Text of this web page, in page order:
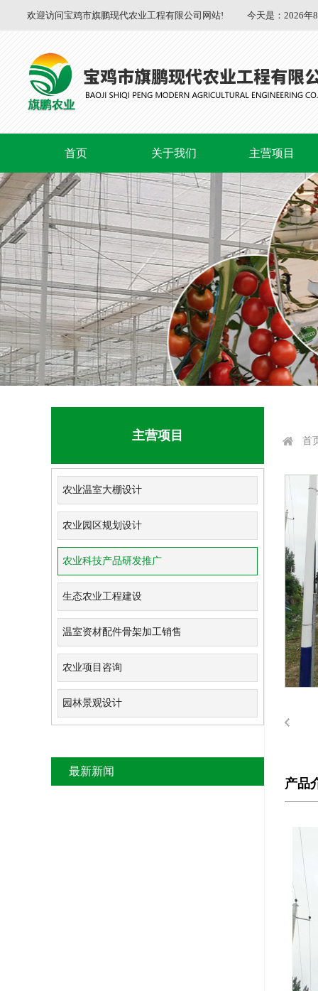
欢迎访问宝鸡市旗鹏现代农业工程有限公司网站! 今天是： 2026年
首页 关于我们 主营项目
主营项目
农业温室大棚设计
农业园区规划设计
农业科技产品研发推广
生态农业工程建设
温室资材配件骨架加工销售
农业项目咨询
园林景观设计
最新新闻
首
产品